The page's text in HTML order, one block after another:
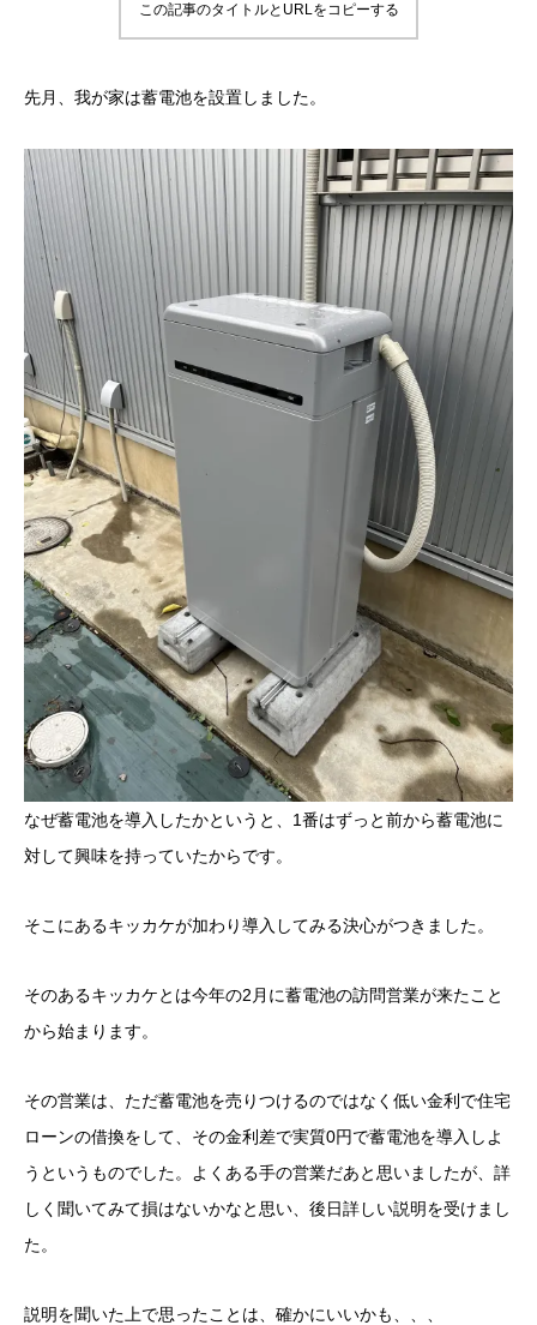
この記事のタイトルとURLをコピーする
先月、我が家は蓄電池を設置しました。
なぜ蓄電池を導入したかというと、1番はずっと前から蓄電池に
対して興味を持っていたからです。
そこにあるキッカケが加わり導入してみる決心がつきました。
そのあるキッカケとは今年の2月に蓄電池の訪問営業が来たこと
から始まります。
その営業は、ただ蓄電池を売りつけるのではなく低い金利で住宅
ローンの借換をして、その金利差で実質0円で蓄電池を導入しよ
うというものでした。よくある手の営業だあと思いましたが、詳
しく聞いてみて損はないかなと思い、後日詳しい説明を受けまし
た。
説明を聞いた上で思ったことは、確かにいいかも、、、